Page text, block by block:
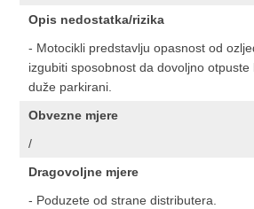
Opis nedostatka/rizika
- Motocikli predstavlju opasnost od
izgubiti sposobnost da dovoljno otpuste
duže parkirani.
Obvezne mjere
/
Dragovoljne mjere
- Poduzete od strane distributera.